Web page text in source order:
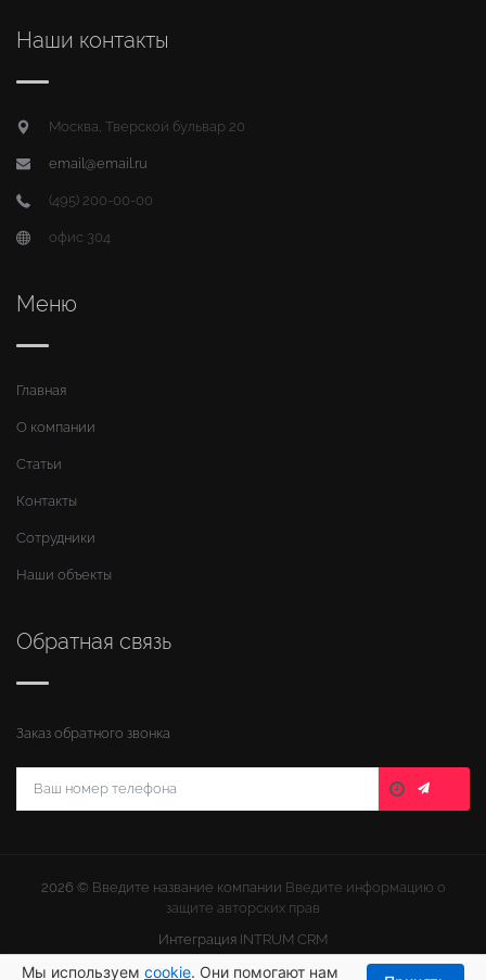
Мы используем cookie. Они помогают нам
Наши контакты
Москва, Тверской бульвар 20
email@email.ru
(495) 200-00-00
офис 304
Меню
Главная
О компании
Статьи
Контакты
Сотрудники
Наши объекты
Обратная связь
Заказ обратного звонка
2026 © Введите название компании Введите информацию о
защите авторских прав
Интеграция INTRUM CRM